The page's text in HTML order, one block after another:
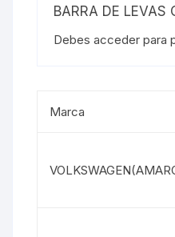
BARRA DE
Debes acceder para
Marca